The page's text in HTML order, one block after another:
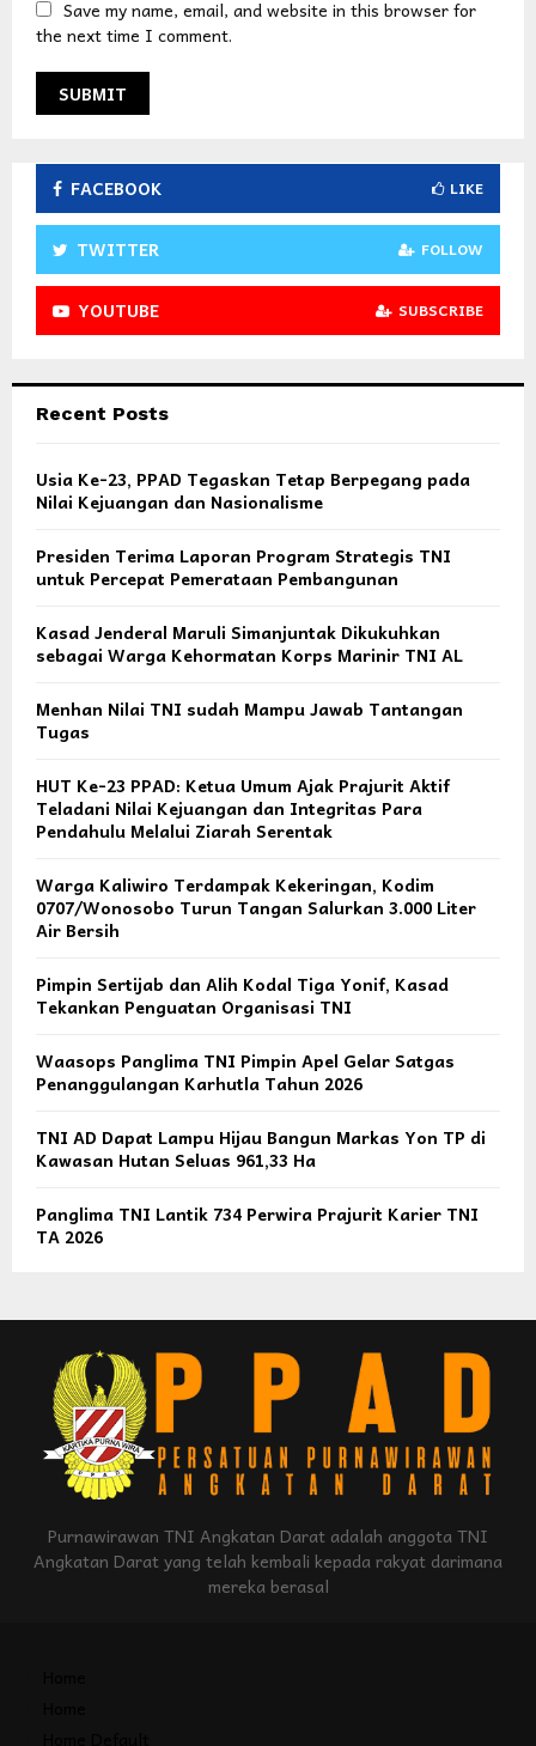
Save my name, email, and website in this browser for
the next time I comment.
FACEBOOK LIKE
TWITTER FOLLOW
YOUTUBE SUBSCRIBE
Recent Posts
Usia Ke-23, PPAD Tegaskan Tetap Berpegang pada
Nilai Kejuangan dan Nasionalisme
Presiden Terima Laporan Program Strategis TNI
untuk Percepat Pemerataan Pembangunan
Kasad Jenderal Maruli Simanjuntak Dikukuhkan
sebagai Warga Kehormatan Korps Marinir TNI AL
Menhan Nilai TNI sudah Mampu Jawab Tantangan
Tugas
HUT Ke-23 PPAD: Ketua Umum Ajak Prajurit Aktif
Teladani Nilai Kejuangan dan Integritas Para
Pendahulu Melalui Ziarah Serentak
Warga Kaliwiro Terdampak Kekeringan, Kodim
0707/Wonosobo Turun Tangan Salurkan 3.000 Liter
Air Bersih
Pimpin Sertijab dan Alih Kodal Tiga Yonif, Kasad
Tekankan Penguatan Organisasi TNI
Waasops Panglima TNI Pimpin Apel Gelar Satgas
Penanggulangan Karhutla Tahun 2026
TNI AD Dapat Lampu Hijau Bangun Markas Yon TP di
Kawasan Hutan Seluas 961,33 Ha
Panglima TNI Lantik 734 Perwira Prajurit Karier TNI
TA 2026
Purnawirawan TNI Angkatan Darat adalah anggota TNI
Angkatan Darat yang telah kembali kepada rakyat darimana
mereka berasal